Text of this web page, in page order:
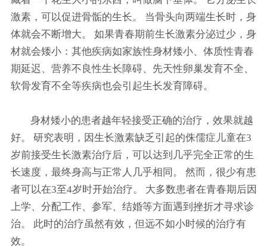
激素，可以促进骨骺的生长。 当骨头向两端生长时，身
体就会不断增大。 如果青春期前生长激素分泌过少，身
材就会矮小：其他疾病如家族性身材矮小、体质性青春
期延迟、营养不良性生长障碍、先天性卵巢发育不全、
软骨发育不全等疾病也会引起生长发育障碍。
身材矮小的患者越年轻接受正确的治疗，效果就越
好。 研究表明，因生长激素缺乏引起的侏儒症儿童在3
岁前接受生长激素治疗后，可以达到几乎完全正常的生
长速度，最终身高与正常人几乎相同。 然而，很少有患
者可以在3至4岁时开始治疗。 大多数患者在青春期后因
上学、分配工作、参军、结婚等方面遇到挫折才寻求诊
治。 此时的治疗虽然有效，但远不如小时候的治疗有
效。